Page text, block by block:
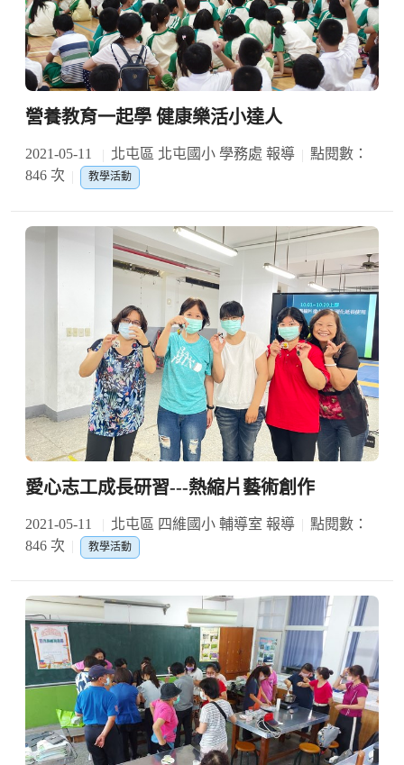
營養教育一起學 健康樂活小達人
2021-05-11 北屯區 北屯國小 學務處 報導
點閱數：
846 次
教學活動
愛心志工成長研習---熱縮片藝術創作
2021-05-11 北屯區 四維國小 輔導室 報導
點閱數：
846 次
教學活動